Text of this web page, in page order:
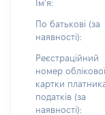
Імʼя:
По батькові (за
наявності):
Реєстраційний
номер облікової
картки
податків (за
наявності):